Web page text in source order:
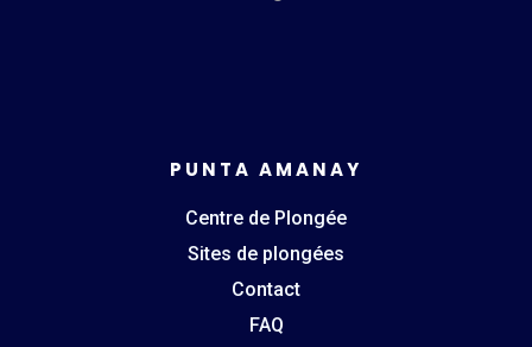
PUNTA AMANAY
Centre de Plongée
Sites de plongées
Contact
FAQ